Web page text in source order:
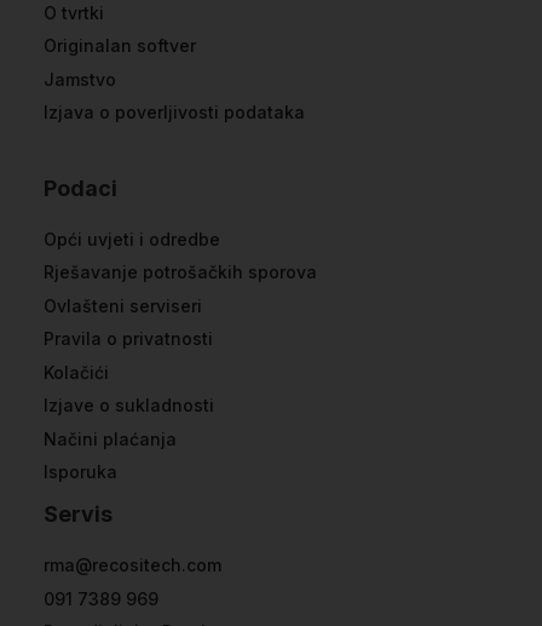
O tvrtki
Originalan softver
Jamstvo
Izjava o poverljivosti podataka
Podaci
Opći uvjeti i odredbe
Rješavanje potrošačkih sporova
Ovlašteni serviseri
Pravila o privatnosti
Kolačići
Izjave o sukladnosti
Načini plaćanja
Isporuka
Servis
rma@recositech.com
091 7389 969